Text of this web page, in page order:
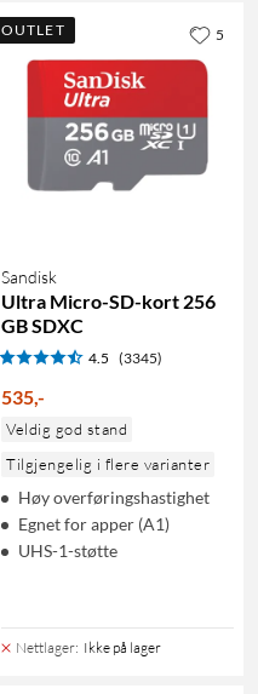
OUTLET
Sandisk
Ultra Micro-SD-kort 256
GB SDXC
4.5 (3345)
535,-
Veldig god stand
Tilgjengelig i flere varianter
Høy overføringshastighet
Egnet for apper (A1)
UHS-1-støtte
Nettlager: Ikke på lager
5